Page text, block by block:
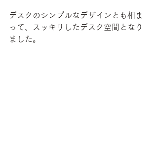
デスクのシンプルなデザインとも相ま
って、スッキリしたデスク空間となり
ました。